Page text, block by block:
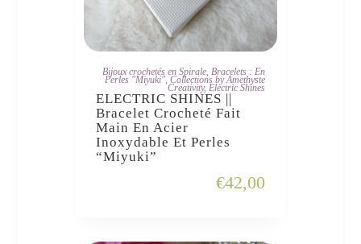
JE L'ADOPTE
Bijoux crochetés en Spirale, Bracelets : En
Perles "Miyuki", Collections by Amethyste
Creativity, Electric Shines
ELECTRIC SHINES ||
Bracelet Crocheté Fait
Main En Acier
Inoxydable Et Perles
“Miyuki”
€42,00